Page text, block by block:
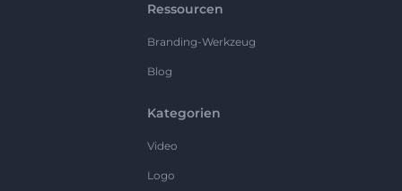
Ressourcen
Branding-Werkzeug
Blog
Kategorien
Video
Logo